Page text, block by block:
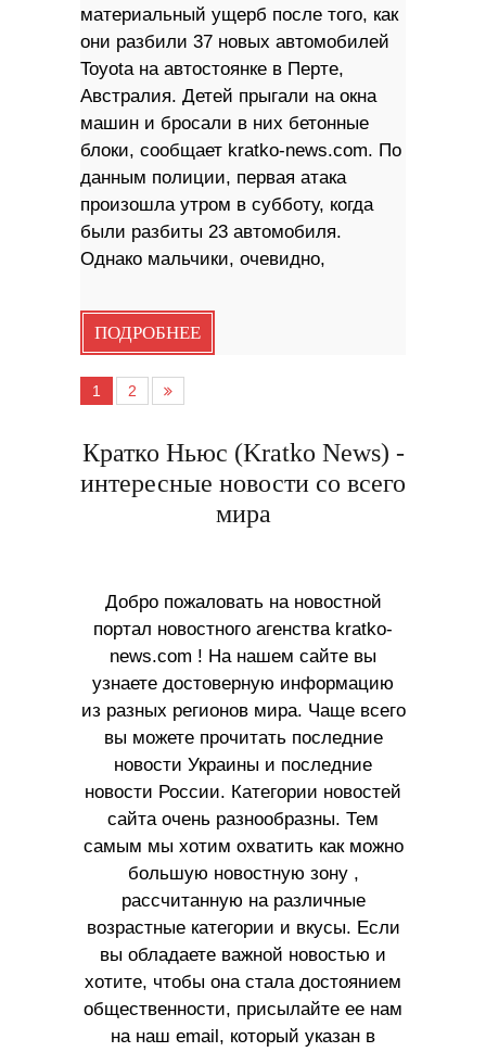
материальный ущерб после того, как
они разбили 37 новых автомобилей
Toyota на автостоянке в Перте,
Австралия. Детей прыгали на окна
машин и бросали в них бетонные
блоки, сообщает kratko-news.com. По
данным полиции, первая атака
произошла утром в субботу, когда
были разбиты 23 автомобиля.
Однако мальчики, очевидно,
ПОДРОБНЕЕ
1 2
Кратко Ньюс (Kratko News) -
интересные новости со всего
мира
Добро пожаловать на новостной
портал новостного агенства kratko-
news.com ! На нашем сайте вы
узнаете достоверную информацию
из разных регионов мира. Чаще всего
вы можете прочитать последние
новости Украины и последние
новости России. Категории новостей
сайта очень разнообразны. Тем
самым мы хотим охватить как можно
большую новостную зону ,
рассчитанную на различные
возрастные категории и вкусы. Если
вы обладаете важной новостью и
хотите, чтобы она стала достоянием
общественности, присылайте ее нам
на наш email, который указан в